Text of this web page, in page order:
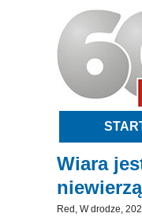
Wiara
Red, W drodze,